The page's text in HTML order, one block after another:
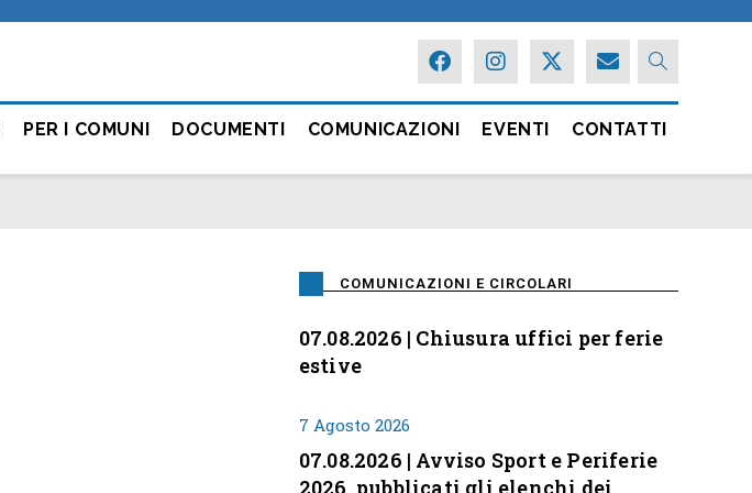
PER I COMUNI DOCUMENTI COMUNICAZIONI EVENTI CONTATTI
COMUNICAZIONI E CIRCOLARI
07.08.2026 | Chiusura uffici per ferie
estive
7 Agosto 2026
07.08.2026 | Avviso Sport e Periferie
2026, pubblicati gli elenchi dei